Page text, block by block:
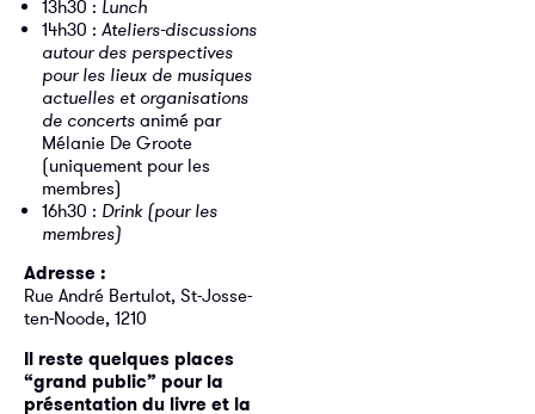
13h30 : Lunch
14h30 : Ateliers-discussions
autour des perspectives
pour les lieux de musiques
actuelles et organisations
de concerts animé par
Mélanie De Groote
(uniquement pour les
membres)
16h30 : Drink (pour les
membres)
Adresse :
Rue André Bertulot, St-Josse-
ten-Noode, 1210
Il reste quelques places
“grand public” pour la
présentation du livre et la